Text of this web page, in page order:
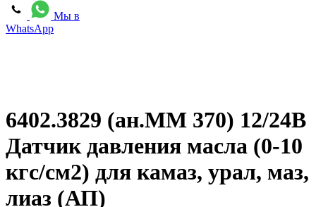
Мы в
WhatsApp
6402.3829 (ан.ММ 370) 12/24В
Датчик давления масла (0-10
кгс/см2) для камаз, урал, маз,
лиаз (АП)